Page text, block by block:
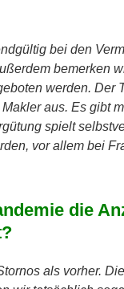
bei den
bemerken
werden. Der
aus. Es gibt
spielt
vor allem bei
die
als vorher.